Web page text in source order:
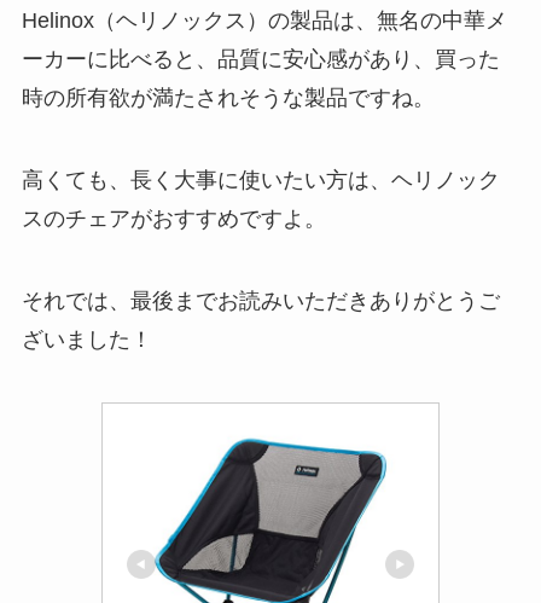
Helinox（ヘリノックス）の製品は、無名の中華メ
ーカーに比べると、品質に安心感があり、買った
時の所有欲が満たされそうな製品ですね。
高くても、長く大事に使いたい方は、ヘリノック
スのチェアがおすすめですよ。
それでは、最後までお読みいただきありがとうご
ざいました！